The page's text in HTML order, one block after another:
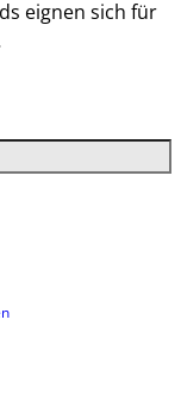
eignen sich für